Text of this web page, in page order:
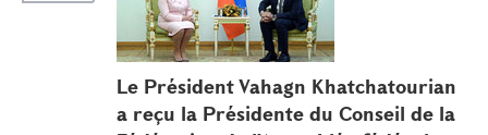
Le Président Vahagn Khatchatourian
a reçu la Présidente du Conseil de la